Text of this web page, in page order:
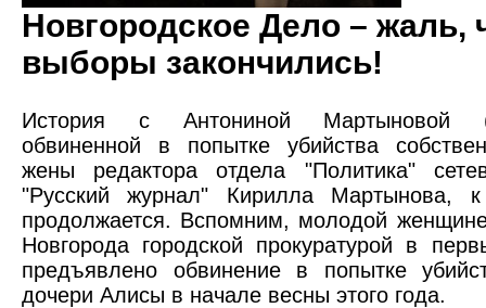
Новгородское Дело – жаль,
выборы закончились!
История с Антониной Мартыновой
обвиненной в попытке убийства
жены редактора отдела "Политика"
"Русский журнал" Кирилла Мартынова,
продолжается. Вспомним, молодой
Новгорода городской прокуратурой в
предъявлено обвинение в попытке
дочери Алисы в начале весны этого года.